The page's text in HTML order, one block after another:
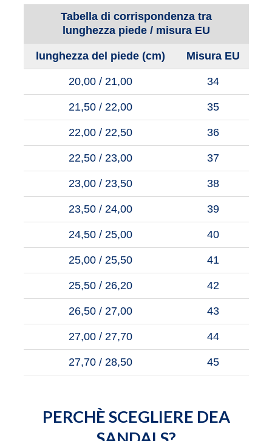
Tabella di corrispondenza tra
lunghezza piede / misura EU
lunghezza del piede (cm) Misura EU
20,00 / 21,00 34
21,50 / 22,00 35
22,00 / 22,50 36
22,50 / 23,00 37
23,00 / 23,50 38
23,50 / 24,00 39
24,50 / 25,00 40
25,00 / 25,50 41
25,50 / 26,20 42
26,50 / 27,00 43
27,00 / 27,70 44
27,70 / 28,50 45
PERCHÈ SCEGLIERE DEA